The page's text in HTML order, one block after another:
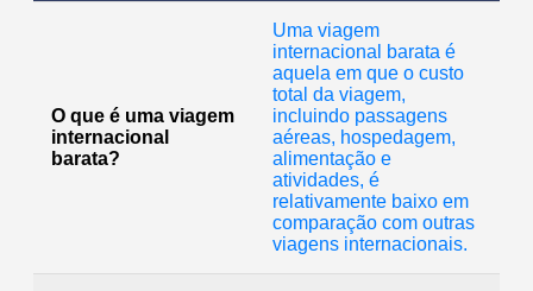
O que é uma viagem
internacional
barata?
Uma viagem
internacional barata é
aquela em que o custo
total da viagem,
incluindo passagens
aéreas, hospedagem,
alimentação e
atividades, é
relativamente baixo em
comparação com outras
viagens internacionais.